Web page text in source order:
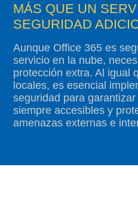
MÁS QUE UN
SEGURIDAD
Aunque Office 365 es
servicio en la nube,
protección extra. Al igual
locales, es esencial
seguridad para
siempre accesibles y
amenazas externas e